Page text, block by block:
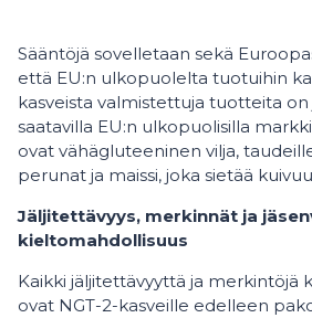
Sääntöjä sovelletaan sekä
että EU:n ulkopuolelta tuotuihin
kasveista valmistettuja tuotteita
saatavilla EU:n ulkopuolisilla
ovat vähägluteeninen vilja,
perunat ja maissi, joka sietää
Jäljitettävyys, merkinnät ja
kieltomahdollisuus
Kaikki jäljitettävyyttä ja merkintöjä
ovat NGT-2-kasveille edelleen